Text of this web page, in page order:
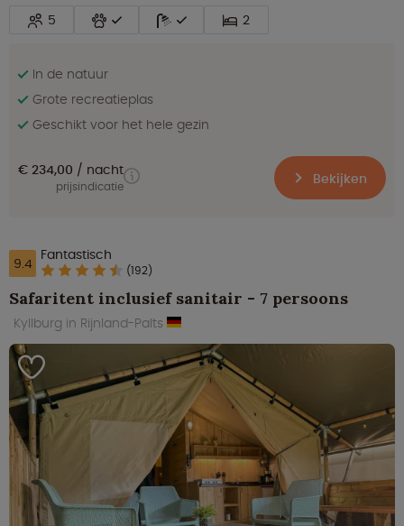
5 2
In de natuur
Grote recreatieplas
Geschikt voor het hele gezin
€ 234,00 nacht
prijsindicatie Bekijken
9.4 Fantastisch
(192)
Safaritent inclusief sanitair - 7 persoons
Kyllburg in Rijnland-Palts